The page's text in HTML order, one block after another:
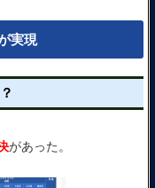
実現
があった。